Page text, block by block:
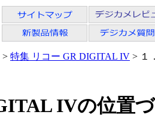
> 特集 リコー GR DIGITAL IV > １
IVの位置